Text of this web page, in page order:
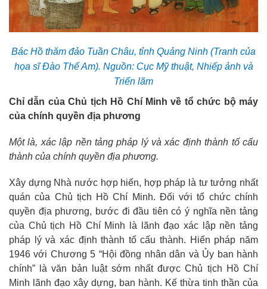
Bác Hồ thăm đảo Tuần Châu, tỉnh Quảng Ninh (Tranh của
họa sĩ Đào Thế Am). Nguồn: Cục Mỹ thuật, Nhiếp ảnh và
Triển lãm
Chỉ dẫn của Chủ tịch Hồ Chí Minh về tổ chức bộ máy
của chính quyền địa phương
Một là, xác lập nền tảng pháp lý và xác định thành tố cấu
thành của chính quyền địa phương.
Xây dựng Nhà nước hợp hiến, hợp pháp là tư tưởng nhất
quán của Chủ tịch Hồ Chí Minh. Đối với tổ chức chính
quyền địa phương, bước đi đầu tiên có ý nghĩa nền tảng
của Chủ tịch Hồ Chí Minh là lãnh đạo xác lập nền tảng
pháp lý và xác định thành tố cấu thành. Hiến pháp năm
1946 với Chương 5 “Hội đồng nhân dân và Ủy ban hành
chính” là văn bản luật sớm nhất được Chủ tịch Hồ Chí
Minh lãnh đạo xây dựng, ban hành. Kế thừa tinh thần của